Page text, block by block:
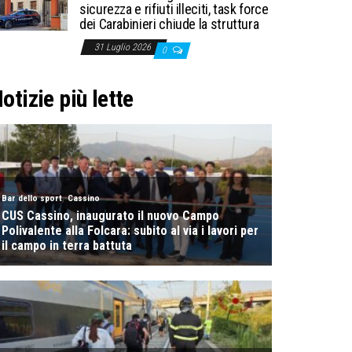
sicurezza e rifiuti illeciti, task force
dei Carabinieri chiude la struttura
31 Luglio 2026 0
più lette